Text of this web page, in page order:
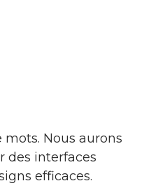
Nous aurons
des interfaces
efficaces.